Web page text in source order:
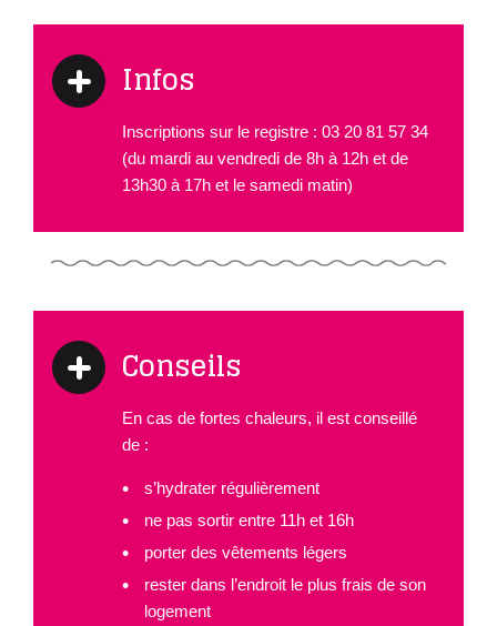
Infos
Inscriptions sur le registre : 03 20 81 57 34
(du mardi au vendredi de 8h à 12h et de
13h30 à 17h et le samedi matin)
Conseils
En cas de fortes chaleurs, il est conseillé
de :
s’hydrater régulièrement
ne pas sortir entre 11h et 16h
porter des vêtements légers
rester dans l’endroit le plus frais de son
logement